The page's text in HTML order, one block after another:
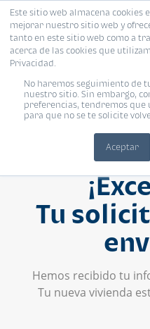
Este sitio web almacena cookies
mejorar nuestro sitio web y
tanto en este sitio web como a
acerca de las cookies que
Privacidad.
No haremos seguimiento de
nuestro sitio. Sin embargo,
preferencias, tendremos que
para que no se te solicite
Aceptar
Tu
Hemos recibido tu
Tu nueva vivienda